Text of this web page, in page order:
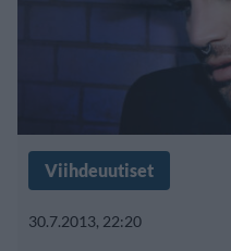
Viihdeuutiset
30.7.2013, 22:20